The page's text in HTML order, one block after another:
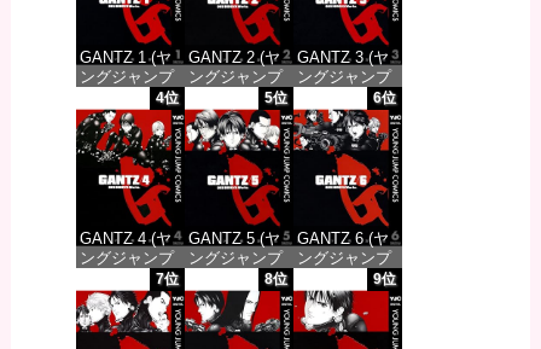
GANTZ 1 (ヤ
ングジャンプ
コミックス
DIGITAL)
価格：¥100
GANTZ 2 (ヤ
ングジャンプ
コミックス
DIGITAL)
価格：¥100
GANTZ 3 (ヤ
ングジャンプ
コミックス
DIGITAL)
価格：¥100
4位
GANTZ 4 (ヤ
ングジャンプ
コミックス
DIGITAL)
価格：¥100
5位
GANTZ 5 (ヤ
ングジャンプ
コミックス
DIGITAL)
価格：¥100
6位
GANTZ 6 (ヤ
ングジャンプ
コミックス
DIGITAL)
価格：¥100
7位 8位 9位